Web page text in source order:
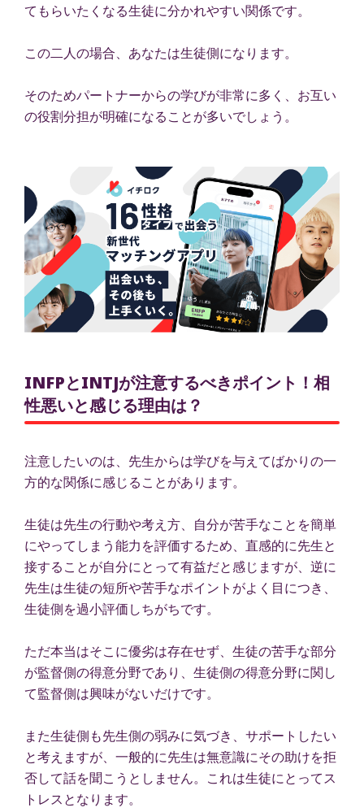
てもらいたくなる生徒に分かれやすい関係です。
この二人の場合、あなたは生徒側になります。
そのためパートナーからの学びが非常に多く、お互い
の役割分担が明確になることが多いでしょう。
INFPとINTJが注意するべきポイント！相
性悪いと感じる理由は？
注意したいのは、先生からは学びを与えてばかりの一
方的な関係に感じることがあります。
生徒は先生の行動や考え方、自分が苦手なことを簡単
にやってしまう能力を評価するため、直感的に先生と
接することが自分にとって有益だと感じますが、逆に
先生は生徒の短所や苦手なポイントがよく目につき、
生徒側を過小評価しちがちです。
ただ本当はそこに優劣は存在せず、生徒の苦手な部分
が監督側の得意分野であり、生徒側の得意分野に関し
て監督側は興味がないだけです。
また生徒側も先生側の弱みに気づき、サポートしたい
と考えますが、一般的に先生は無意識にその助けを拒
否して話を聞こうとしません。これは生徒にとってス
トレスとなります。